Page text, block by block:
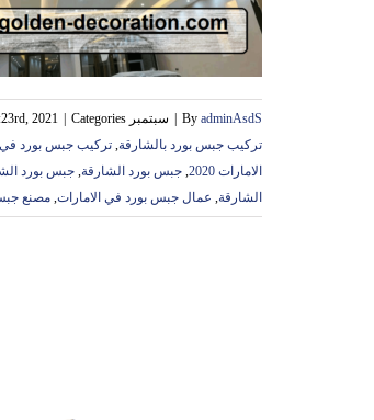
By adminAsdS سبتمبر 23rd, 2021 Categories:
تركيب جبس بورد بالشارقة, تركيب جبس بورد في
الامارات 2020
, جبس بورد الشارقة, جبس بورد
الشارقة, عمال جبس بورد في الامارات, مصنع